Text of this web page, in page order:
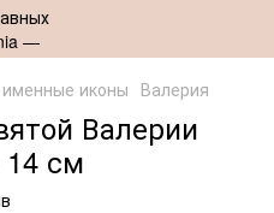
иконы Валерия
Валерии
14 см